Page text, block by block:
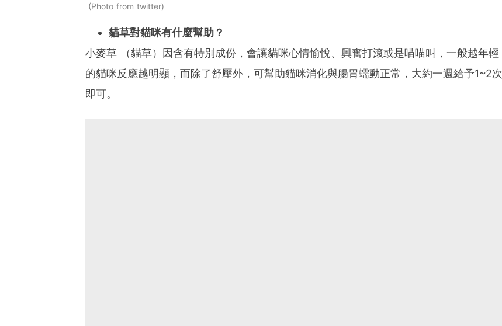
Photo from twitter
貓草對貓咪有什麼幫助？
小麥草 （貓草）因含有特別成份，會讓貓咪心情愉悅、興奮打滾或是喵喵叫，一般越年輕
的貓咪反應越明顯，而除了舒壓外，可幫助貓咪消化與腸胃蠕動正常，大約一週給予1~2次
即可。